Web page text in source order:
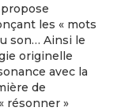
les « mots
son… Ainsi le
originelle
avec la
de
résonner »